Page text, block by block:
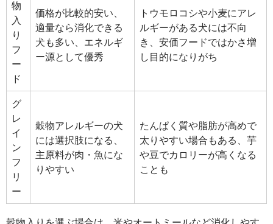
物
入
り
フ
ー
ド
価格が比較的安い、
適量なら消化できる
犬も多い、エネルギ
ー源として優秀
トウモロコシや小麦にアレ
ルギーがある犬には不向
き、安価フードではかさ増
し目的になりがち
グ
レ
イ
ン
フ
リ
ー
穀物アレルギーの犬
には選択肢になる、
主原料が肉・魚にな
りやすい
たんぱく質や脂肪が高めで
太りやすい場合もある、芋
や豆でカロリーが高くなる
ことも